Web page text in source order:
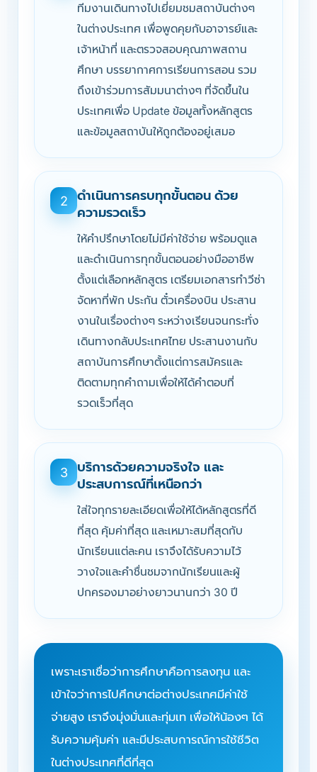
ทีมงานเดินทางไปเยี่ยมชมสถาบันต่างๆ
ในต่างประเทศ เพื่อพูดคุยกับอาจารย์และ
เจ้าหน้าที่ และตรวจสอบคุณภาพสถาน
ศึกษา บรรยากาศการเรียนการสอน รวม
ถึงเข้าร่วมการสัมมนาต่างๆ ที่จัดขึ้นใน
ประเทศเพื่อ Update ข้อมูลทั้งหลักสูตร
และข้อมูลสถาบันให้ถูกต้องอยู่เสมอ
2
ดำเนินการครบทุกขั้นตอน ด้วย
ความรวดเร็ว
ให้คำปรึกษาโดยไม่มีค่าใช้จ่าย พร้อมดูแล
และดำเนินการทุกขั้นตอนอย่างมืออาชีพ
ตั้งแต่เลือกหลักสูตร เตรียมเอกสารทำวีซ่า
จัดหาที่พัก ประกัน ตั๋วเครื่องบิน ประสาน
งานในเรื่องต่างๆ ระหว่างเรียนจนกระทั่ง
เดินทางกลับประเทศไทย ประสานงานกับ
สถาบันการศึกษาตั้งแต่การสมัครและ
ติดตามทุกคำถามเพื่อให้ได้คำตอบที่
รวดเร็วที่สุด
3
บริการด้วยความจริงใจ และ
ประสบการณ์ที่เหนือกว่า
ใส่ใจทุกรายละเอียดเพื่อให้ได้หลักสูตรที่ดี
ที่สุด คุ้มค่าที่สุด และเหมาะสมที่สุดกับ
นักเรียนแต่ละคน เราจึงได้รับความไว้
วางใจและคำชื่นชมจากนักเรียนและผู้
ปกครองมาอย่างยาวนานกว่า 30 ปี
เพราะเราเชื่อว่าการศึกษาคือการลงทุน และ
เข้าใจว่าการไปศึกษาต่อต่างประเทศมีค่าใช้
จ่ายสูง เราจึงมุ่งมั่นและทุ่มเท เพื่อให้น้องๆ ได้
รับความคุ้มค่า และมีประสบการณ์การใช้ชีวิต
ในต่างประเทศที่ดีที่สุด